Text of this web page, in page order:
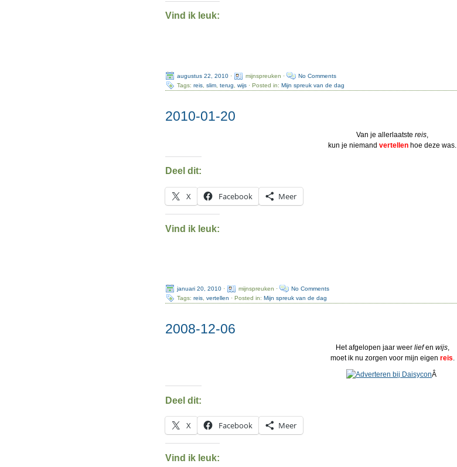
Vind ik leuk:
augustus 22, 2010 · mijnspreuken ·
No Comments
Tags:reis ,slim ,terug ,wijs · Posted in:Mijn spreuk van de dag
2010-01-20
Van je allerlaatstereis,
kun je niemandvertellen hoe deze was.
Deel dit:
X Facebook Meer
Vind ik leuk:
januari 20, 2010 · mijnspreuken ·
No Comments
Tags:reis ,vertellen · Posted in:Mijn spreuk van de dag
2008-12-06
Het afgelopen jaar weer liefen wijs,
moet ik nu zorgen voor mijn eigen reis.
Â
Deel dit:
X Facebook Meer
Vind ik leuk: